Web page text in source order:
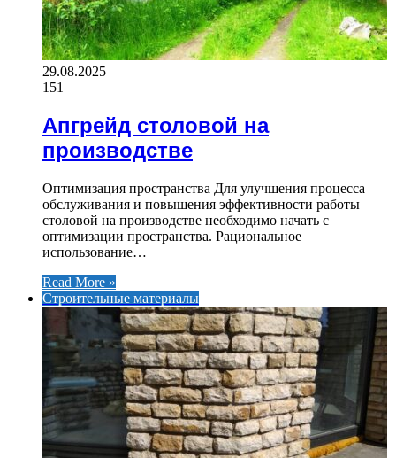
29.08.2025
151
Апгрейд столовой на
производстве
Оптимизация пространства Для улучшения процесса
обслуживания и повышения эффективности работы
столовой на производстве необходимо начать с
оптимизации пространства. Рациональное
использование…
Read More »
Строительные материалы